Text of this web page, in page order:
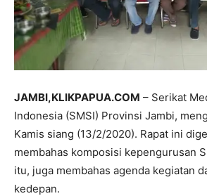
JAMBI,KLIKPAPUA.COM – Serikat
Indonesia (SMSI) Provinsi Jambi,
Kamis siang (13/2/2020). Rapat ini
membahas komposisi kepengurusan
itu, juga membahas agenda kegiatan
kedepan.